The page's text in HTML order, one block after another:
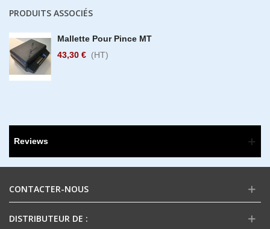
PRODUITS ASSOCIÉS
Mallette Pour Pince MT
43,30 € (HT)
Reviews
CONTACTER-NOUS
DISTRIBUTEUR DE :